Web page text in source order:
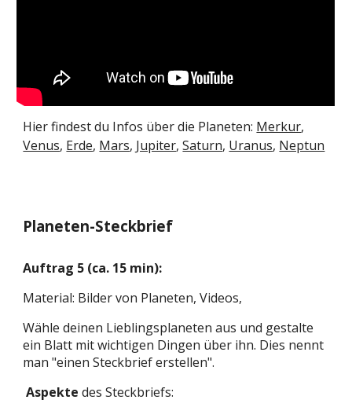
Hier findest du Infos über die Planeten: Merkur,
Venus, Erde, Mars, Jupiter,Saturn, Uranus, Neptun
Planeten-Steckbrief
Auftrag 5 (ca. 15 min):
Material: Bilder von Planeten, Videos,
Wähle deinen Lieblingsplaneten aus und gestalte
ein Blatt mit wichtigen Dingen über ihn. Dies nennt
man "einen Steckbrief erstellen".
Aspektedes Steckbriefs: